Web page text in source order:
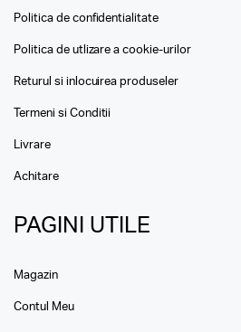
Politica de confidentialitate
Politica de utlizare a cookie-urilor
Returul si inlocuirea produseler
Termeni si Conditii
Livrare
Achitare
PAGINI UTILE
Magazin
Contul Meu